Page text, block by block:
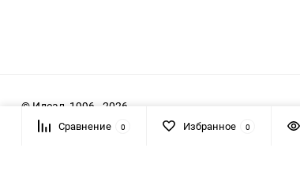
© Идеал, 1996 - 2026
Сравнение 0 Избранное 0